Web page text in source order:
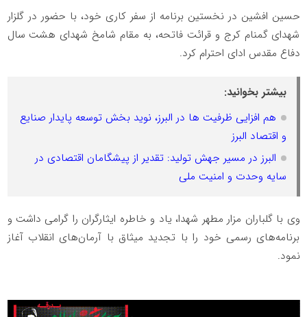
حسین افشین در نخستین برنامه از سفر کاری خود، با حضور در گلزار
شهدای گمنام کرج و قرائت فاتحه، به مقام شامخ شهدای هشت سال
دفاع مقدس ادای احترام کرد.
بیشتر بخوانید:
هم افزایی ظرفیت ها در البرز، نوید بخش توسعه پایدار صنایع
و اقتصاد البرز
البرز در مسیر جهش تولید: تقدیر از پیشگامان اقتصادی در
سایه وحدت و امنیت ملی
وی با گلباران مزار مطهر شهدا، یاد و خاطره ایثارگران را گرامی داشت و
برنامه‌های رسمی خود را با تجدید میثاق با آرمان‌های انقلاب آغاز
نمود.